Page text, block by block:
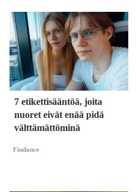
7 etikettisääntöä, joita
nuoret eivät enää pidä
välttämättöminä
Findance